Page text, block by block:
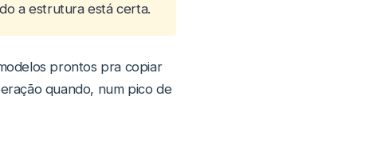
a estrutura está certa.
prontos pra copiar
quando, num pico de